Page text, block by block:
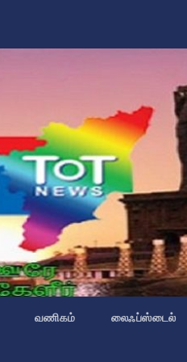
வணிகம் லைஃப்ஸ்டைல்